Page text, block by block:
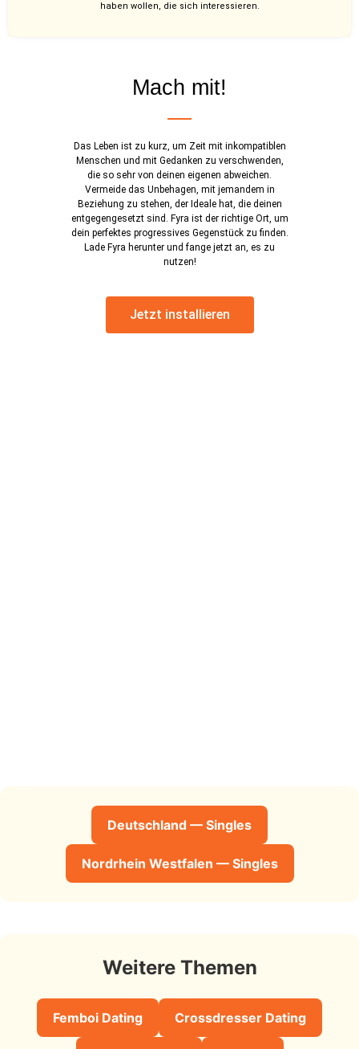
haben wollen, die sich interessieren.
Mach mit!
Das Leben ist zu kurz, um Zeit mit inkompatiblen
Menschen und mit Gedanken zu verschwenden,
die so sehr von deinen eigenen abweichen.
Vermeide das Unbehagen, mit jemandem in
Beziehung zu stehen, der Ideale hat, die deinen
entgegengesetzt sind. Fyra ist der richtige Ort, um
dein perfektes progressives Gegenstück zu finden.
Lade Fyra herunter und fange jetzt an, es zu
nutzen!
Jetzt installieren
Deutschland — Singles
Nordrhein Westfalen — Singles
Weitere Themen
Femboi Dating Crossdresser Dating